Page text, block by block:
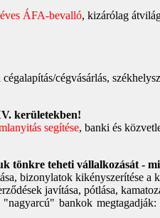
ÁFA-bevalló, kizárólag
cégalapítás/cégvásárlás,
kerületekben!
segítése, banki és
tönkre teheti vállalkozását -
bizonylatok kikényszerítése
javítása, pótlása,
bankok megtagadják: